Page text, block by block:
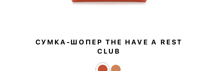
СУМКА-ШОПЕР THE HAVE A REST
CLUB